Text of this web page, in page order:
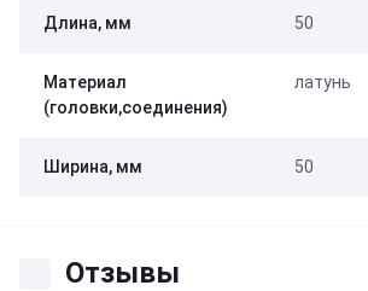
Длина, мм 50
Материал
(головки,соединения)
латунь
Ширина, мм 50
Отзывы